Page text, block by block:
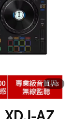
1/3